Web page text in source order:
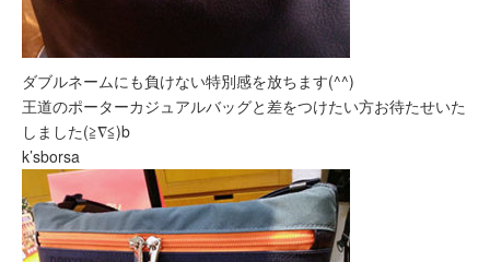
ダブルネームにも負けない特別感を放ちます(^^)
王道のポーターカジュアルバッグと差をつけたい方お待たせいた
しました(≧∇≦)b
k’sborsa